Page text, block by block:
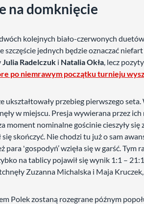
na domknięcie
kolejnych biało-czerwonych
szczęście jednych będzie oznaczać
Julia Radelczuk i Natalia Okła, lecz
po niemrawym początku turnieju
ukształtowały przebieg pierwszego
w miejscu. Presja wywierana przez
moment nominalne gościnie cieszyły
skończyć. Nie chodzi tu już o sam
para 'gospodyń’ wzięła się w garść. Tym
na tablicy pojawił się wynik 1:1 –
Zuzanna Michalska i Maja
Polek zostaną rozegrane późnym